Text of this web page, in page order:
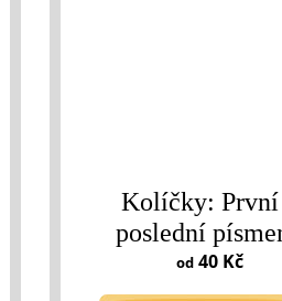
Kolíčky: První
poslední
od40 Kč